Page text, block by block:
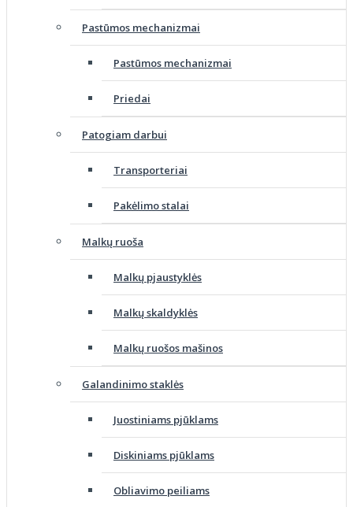
Pastūmos mechanizmai
Pastūmos mechanizmai
Priedai
Patogiam darbui
Transporteriai
Pakėlimo stalai
Malkų ruoša
Malkų pjaustyklės
Malkų skaldyklės
Malkų ruošos mašinos
Galandinimo staklės
Juostiniams pjūklams
Diskiniams pjūklams
Obliavimo peiliams